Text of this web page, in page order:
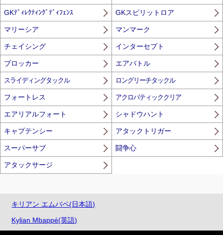
GKﾃﾞｨﾚｸﾃｨﾝｸﾞﾃﾞｨﾌｪﾝｽ GKスピリットロア
マリーシア マンマーク
チェイシング インターセプト
ブロッカー エアバトル
スライディングタックル ロングリーチタックル
フォートレス アクロバティッククリア
エアリアルフォート シャドウハント
キャプテンシー アタックトリガー
スーパーサブ 闘争心
アタックサージ
キリアン エムバペ(日本語)
Kylian Mbappé(英語)